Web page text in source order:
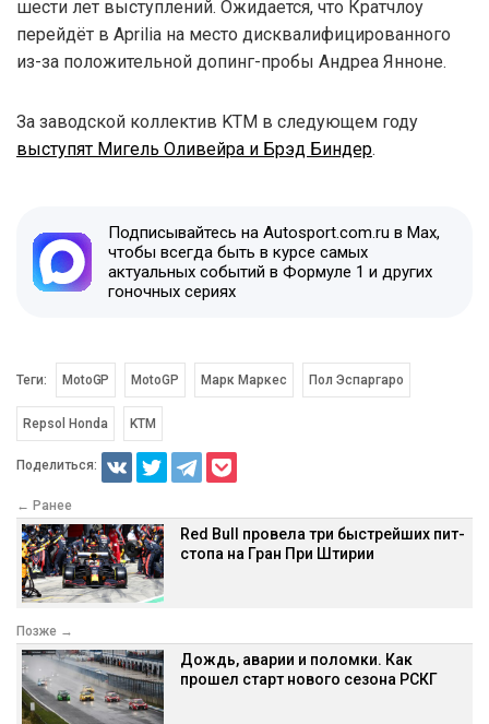
шести лет выступлений. Ожидается, что Кратчлоу
перейдёт в Aprilia на место дисквалифицированного
из-за положительной допинг-пробы Андреа Янноне.
За заводской коллектив KTM в следующем году
выступят Мигель Оливейра и Брэд Биндер.
Подписывайтесь на Autosport.com.ru в Max,
чтобы всегда быть в курсе самых
актуальных событий в Формуле 1 и других
гоночных сериях
Теги: MotoGP MotoGP Марк Маркес Пол Эспаргаро
Repsol Honda KTM
Поделиться:
← Ранее
Red Bull провела три быстрейших пит-
стопа на Гран При Штирии
Позже →
Дождь, аварии и поломки. Как
прошел старт нового сезона РСКГ